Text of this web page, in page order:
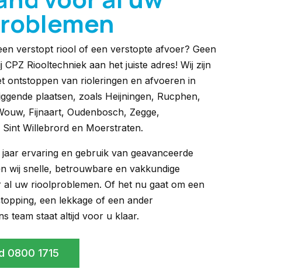
verstopt riool of een verstopte afvoer? Geen
Riooltechniek aan het juiste adres! Wij zijn
ontstoppen van rioleringen en afvoeren in
plaatsen, zoals Heijningen, Rucphen,
Fijnaart, Oudenbosch, Zegge,
Sint Willebrord en Moerstraten.
ervaring en gebruik van geavanceerde
wij snelle, betrouwbare en vakkundige
uw rioolproblemen. Of het nu gaat om een
een lekkage of een ander
team staat altijd voor u klaar.
0800 1715